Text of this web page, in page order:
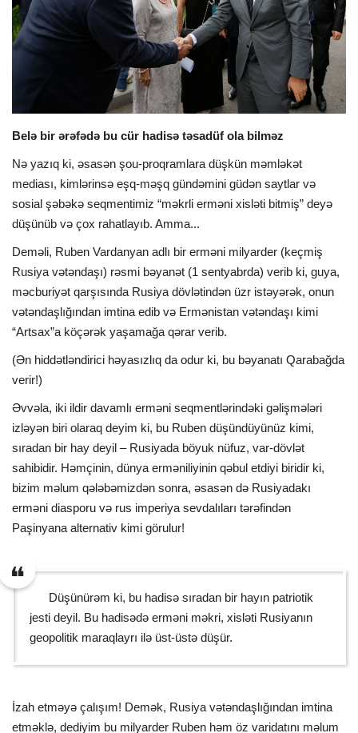
İDMAN
DÜNYA
MARAQLI
YAZARLAR
ÜMUMİ
Belə bir ərəfədə bu cür hadisə təsadüf ola bilməz
Nə yazıq ki, əsasən şou-proqramlara düşkün məmləkət
mediası, kimlərinsə eşq-məşq gündəmini güdən saytlar və
sosial şəbəkə seqmentimiz “məkrli erməni xisləti bitmiş” deyə
düşünüb və çox rahatlayıb. Amma...
Deməli, Ruben Vardanyan adlı bir erməni milyarder (keçmiş
Rusiya vətəndaşı) rəsmi bəyanət (1 sentyabrda) verib ki, guya,
məcburiyət qarşısında Rusiya dövlətindən üzr istəyərək, onun
vətəndaşlığından imtina edib və Ermənistan vətəndaşı kimi
“Artsax”a köçərək yaşamağa qərar verib.
(Ən hiddətləndirici həyasızlıq da odur ki, bu bəyanatı Qarabağda
verir!)
Əvvəla, iki ildir davamlı erməni seqmentlərindəki gəlişmələri
izləyən biri olaraq deyim ki, bu Ruben düşündüyünüz kimi,
sıradan bir hay deyil – Rusiyada böyuk nüfuz, var-dövlət
sahibidir. Həmçinin, dünya erməniliyinin qəbul etdiyi biridir ki,
bizim məlum qələbəmizdən sonra, əsasən də Rusiyadakı
erməni diasporu və rus imperiya sevdalıları tərəfindən
Paşinyana alternativ kimi görulur!
Düşünürəm ki, bu hadisə sıradan bir hayın patriotik
jesti deyil. Bu hadisədə erməni məkri, xisləti Rusiyanın
geopolitik maraqlayrı ilə üst-üstə düşür.
İzah etməyə çalışım! Demək, Rusiya vətəndaşlığından imtina
etməklə, dediyim bu milyarder Ruben həm öz varidatını məlum